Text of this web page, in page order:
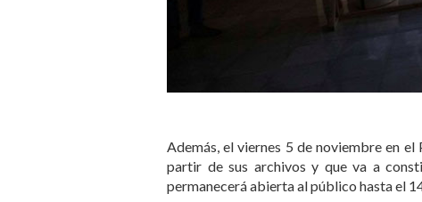
Además, el viernes 5 de noviembre en
partir de sus archivos y que va a
permanecerá abierta al público hasta el